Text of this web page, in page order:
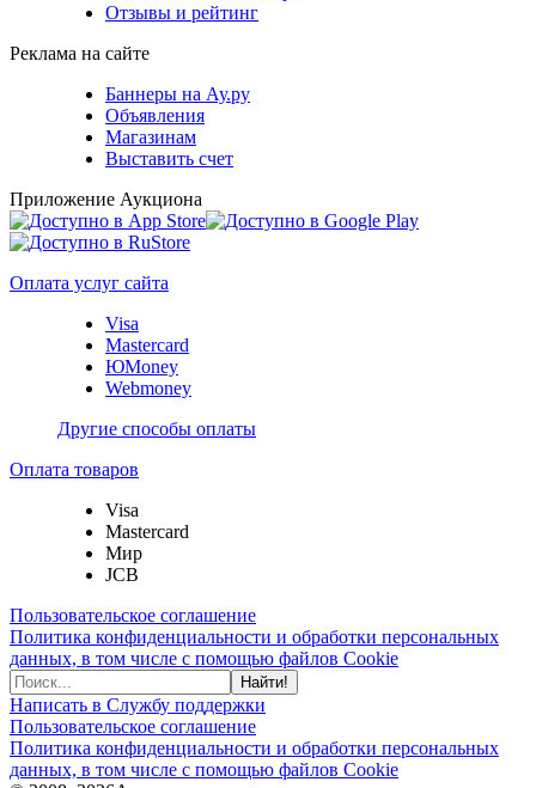
Отзывы и рейтинг
Реклама на сайте
Баннеры на Ау.ру
Объявления
Магазинам
Выставить счет
Приложение Аукциона
Оплата услуг сайта
Visa
Mastercard
ЮMoney
Webmoney
Другие способы оплаты
Оплата товаров
Visa
Mastercard
Мир
JCB
Пользовательское соглашение
Политика конфиденциальности и обработки персональных
данных, в том числе с помощью файлов Cookie
Найти!
Написать в Службу поддержки
Пользовательское соглашение
Политика конфиденциальности и обработки персональных
данных, в том числе с помощью файлов Cookie